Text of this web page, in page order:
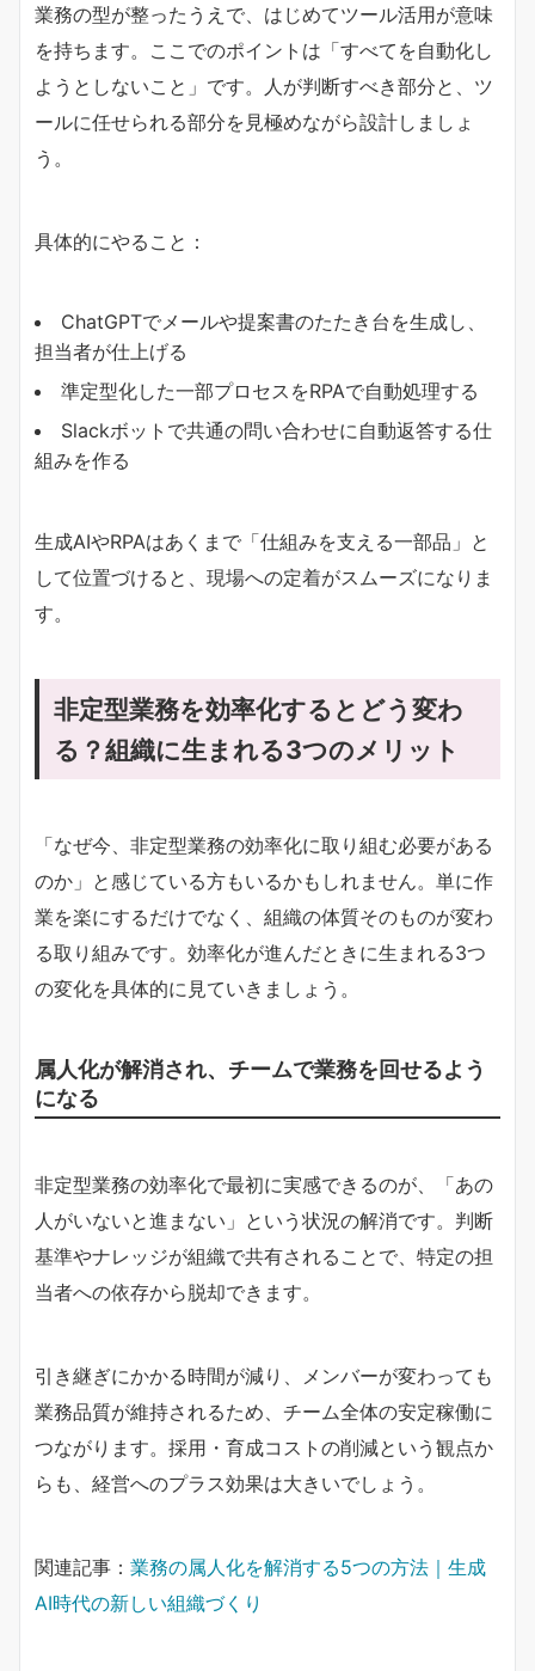
業務の型が整ったうえで、はじめてツール活用が意味
を持ちます。ここでのポイントは「すべてを自動化し
ようとしないこと」です。人が判断すべき部分と、ツ
ールに任せられる部分を見極めながら設計しましょ
う。
具体的にやること：
ChatGPTでメールや提案書のたたき台を生成し、
担当者が仕上げる
準定型化した一部プロセスをRPAで自動処理する
Slackボットで共通の問い合わせに自動返答する仕
組みを作る
生成AIやRPAはあくまで「仕組みを支える一部品」と
して位置づけると、現場への定着がスムーズになりま
す。
非定型業務を効率化するとどう変わ
る？組織に生まれる3つのメリット
「なぜ今、非定型業務の効率化に取り組む必要がある
のか」と感じている方もいるかもしれません。単に作
業を楽にするだけでなく、組織の体質そのものが変わ
る取り組みです。効率化が進んだときに生まれる3つ
の変化を具体的に見ていきましょう。
属人化が解消され、チームで業務を回せるよう
になる
非定型業務の効率化で最初に実感できるのが、「あの
人がいないと進まない」という状況の解消です。判断
基準やナレッジが組織で共有されることで、特定の担
当者への依存から脱却できます。
引き継ぎにかかる時間が減り、メンバーが変わっても
業務品質が維持されるため、チーム全体の安定稼働に
つながります。採用・育成コストの削減という観点か
らも、経営へのプラス効果は大きいでしょう。
関連記事： 業務の属人化を解消する5つの方法｜生成
AI時代の新しい組織づくり